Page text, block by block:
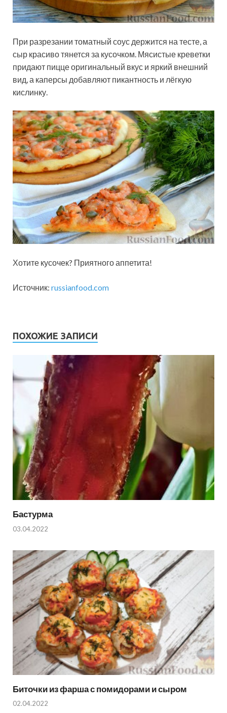
При разрезании томатный соус держится на тесте, а
сыр красиво тянется за кусочком. Мясистые креветки
придают пицце оригинальный вкус и яркий внешний
вид, а каперсы добавляют пикантность и лёгкую
кислинку.
Хотите кусочек? Приятного аппетита!
Источник: russianfood.com
ПОХОЖИЕ ЗАПИСИ
Бастурма
03.04.2022
Биточки из фарша с помидорами и сыром
02.04.2022